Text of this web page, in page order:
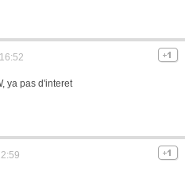
ya pas d'interet